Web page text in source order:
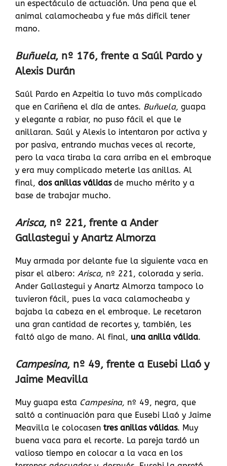
un espectáculo de actuación. Una pena que el
animal calamocheaba y fue más difícil tener
mano.
Buñuela, nº 176, frente a Saúl Pardo y
Alexis Durán
Saúl Pardo en Azpeitia lo tuvo más complicado
que en Cariñena el día de antes. Buñuela, guapa
y elegante a rabiar, no puso fácil el que le
anillaran. Saúl y Alexis lo intentaron por activa y
por pasiva, entrando muchas veces al recorte,
pero la vaca tiraba la cara arriba en el embroque
y era muy complicado meterle las anillas. Al
final, dos anillas válidas de mucho mérito y a
base de trabajar mucho.
Arisca, nº 221, frente a Ander
Gallastegui y Anartz Almorza
Muy armada por delante fue la siguiente vaca en
pisar el albero: Arisca, nº 221, colorada y seria.
Ander Gallastegui y Anartz Almorza tampoco lo
tuvieron fácil, pues la vaca calamocheaba y
bajaba la cabeza en el embroque. Le recetaron
una gran cantidad de recortes y, también, les
faltó algo de mano. Al final, una anilla válida.
Campesina, nº 49, frente a Eusebi Llaó y
Jaime Meavilla
Muy guapa esta Campesina, nº 49, negra, que
saltó a continuación para que Eusebi Llaó y Jaime
Meavilla le colocasen tres anillas válidas. Muy
buena vaca para el recorte. La pareja tardó un
valioso tiempo en colocar a la vaca en los